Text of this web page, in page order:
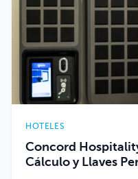
HOTELES
Concord
Cálculo y Llaves